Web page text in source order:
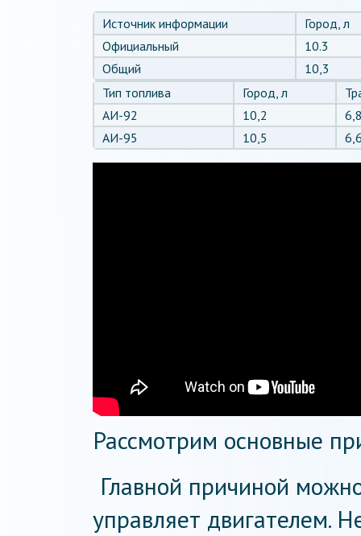
Источник информации
Город, л
Официальный
10.3
Общий
10,3
Тип топлива
Город, л
АИ-92
10,2
АИ-95
10,5
Рассмотрим основные
Главной причиной
управляет двигателем.